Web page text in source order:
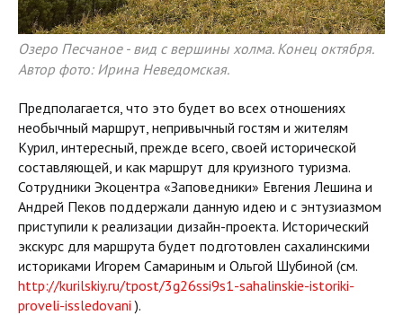
Озеро Песчаное - вид с вершины холма. Конец октября.
Автор фото: Ирина Неведомская.
Предполагается, что это будет во всех отношениях
необычный маршрут, непривычный гостям и жителям
Курил, интересный, прежде всего, своей исторической
составляющей, и как маршрут для круизного туризма.
Сотрудники Экоцентра «Заповедники» Евгения Лешина и
Андрей Пеков поддержали данную идею и с энтузиазмом
приступили к реализации дизайн-проекта. Исторический
экскурс для маршрута будет подготовлен сахалинскими
историками Игорем Самариным и Ольгой Шубиной (см.
http://kurilskiy.ru/tpost/3g26ssi9s1-sahalinskie-istoriki-
proveli-issledovani).